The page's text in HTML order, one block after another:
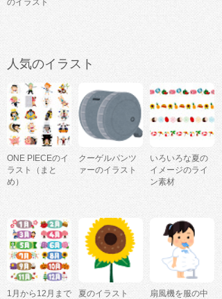
のイラスト
人気のイラスト
ONE PIECEのイ
ラスト（まと
め）
クーゲルパンツ
ァーのイラスト
いろいろな夏の
イメージのライ
ン素材
1月から12月まで 夏のイラスト 扇風機を服の中